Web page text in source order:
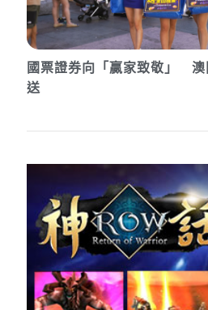
國票證券向「贏家致敬」 澳
送